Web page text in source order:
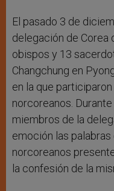
El pasado 3 de
delegación de Corea
obispos y 13
Changchung en
en la que
norcoreanos.
miembros de la
emoción las
norcoreanos
la confesión de la